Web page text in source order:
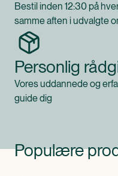
Bestil inden 12:30 på
samme aften i udvalgte
Personlig
Vores uddannede og
guide dig
Populære